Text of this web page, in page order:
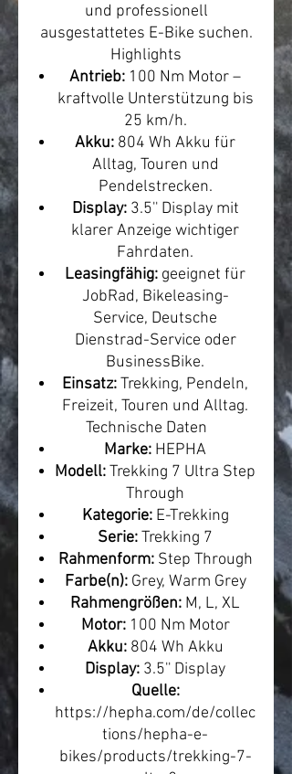
und professionell
ausgestattetes E-Bike suchen.
Highlights
Antrieb: 100 Nm Motor –
kraftvolle Unterstützung bis
25 km/h.
Akku: 804 Wh Akku für
Alltag, Touren und
Pendelstrecken.
Display:3.5'' Display mit
klarer Anzeige wichtiger
Fahrdaten.
Leasingfähig: geeignet für
JobRad, Bikeleasing-
Service, Deutsche
Dienstrad-Service oder
BusinessBike.
Einsatz:Trekking, Pendeln,
Freizeit, Touren und Alltag.
Technische Daten
Marke: HEPHA
Modell:Trekking 7 Ultra Step
Through
Kategorie:E-Trekking
Serie:Trekking 7
Rahmenform:Step Through
Farbe(n):Grey, Warm Grey
Rahmengrößen: M, L, XL
Motor:100 Nm Motor
Akku:804 Wh Akku
Display: 3.5'' Display
Quelle:
https://hepha.com/de/collec
tions/hepha-e-
bikes/products/trekking-7-